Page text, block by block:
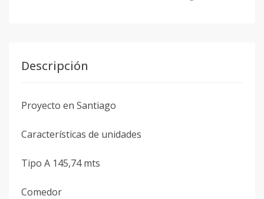
Descripción
Proyecto en Santiago
Características de unidades
Tipo A 145,74 mts
Comedor